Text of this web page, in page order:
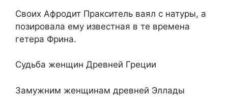
Своих Афродит Пракситель ваял с натуры, а
позировала ему известная в те времена
гетера Фрина.
Судьба женщин Древней Греции
Замужним женщинам древней Эллады